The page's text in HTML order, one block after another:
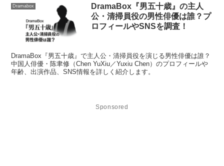
Dramabox
DramaBox『男五十歳』の主人
公・清掃員役の男性俳優は誰？プ
ロフィールやSNSを調査！
DramaBox『男五十歳』で主人公・清掃員役を演じる男性俳優は誰？
中国人俳優・陈聿修（Chen YuXiu／Yuxiu Chen）のプロフィールや
年齢、出演作品、SNS情報を詳しく紹介します。